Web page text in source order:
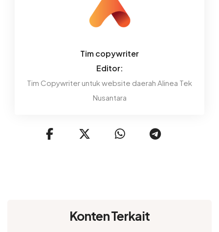
Tim copywriter
Editor:
Tim Copywriter untuk website daerah Alinea Tek
Nusantara
Konten Terkait